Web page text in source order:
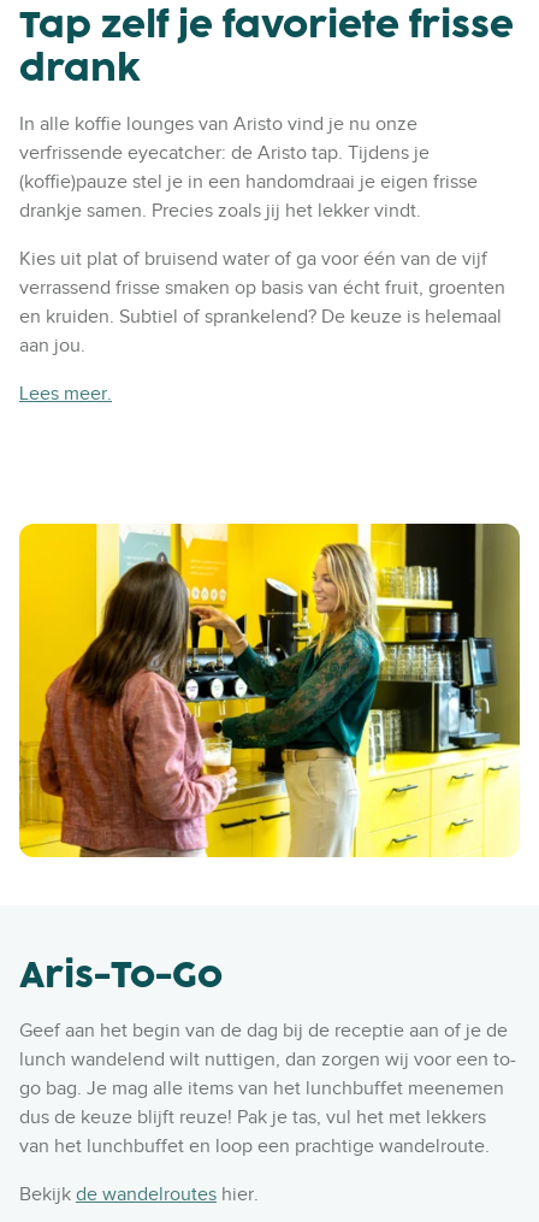
Tap zelf je favoriete frisse
drank
In alle koffie lounges van Aristo vind je nu onze
verfrissende eyecatcher: de Aristo tap. Tijdens je
(koffie)pauze stel je in een handomdraai je eigen frisse
drankje samen. Precies zoals jij het lekker vindt.
Kies uit plat of bruisend water of ga voor één van de vijf
verrassend frisse smaken op basis van écht fruit, groenten
en kruiden. Subtiel of sprankelend? De keuze is helemaal
aan jou.
Lees meer.
Aris-To-Go
Geef aan het begin van de dag bij de receptie aan of je de
lunch wandelend wilt nuttigen, dan zorgen wij voor een to-
go bag. Je mag alle items van het lunchbuffet meenemen
dus de keuze blijft reuze! Pak je tas, vul het met lekkers
van het lunchbuffet en loop een prachtige wandelroute.
Bekijk de wandelroutes hier.